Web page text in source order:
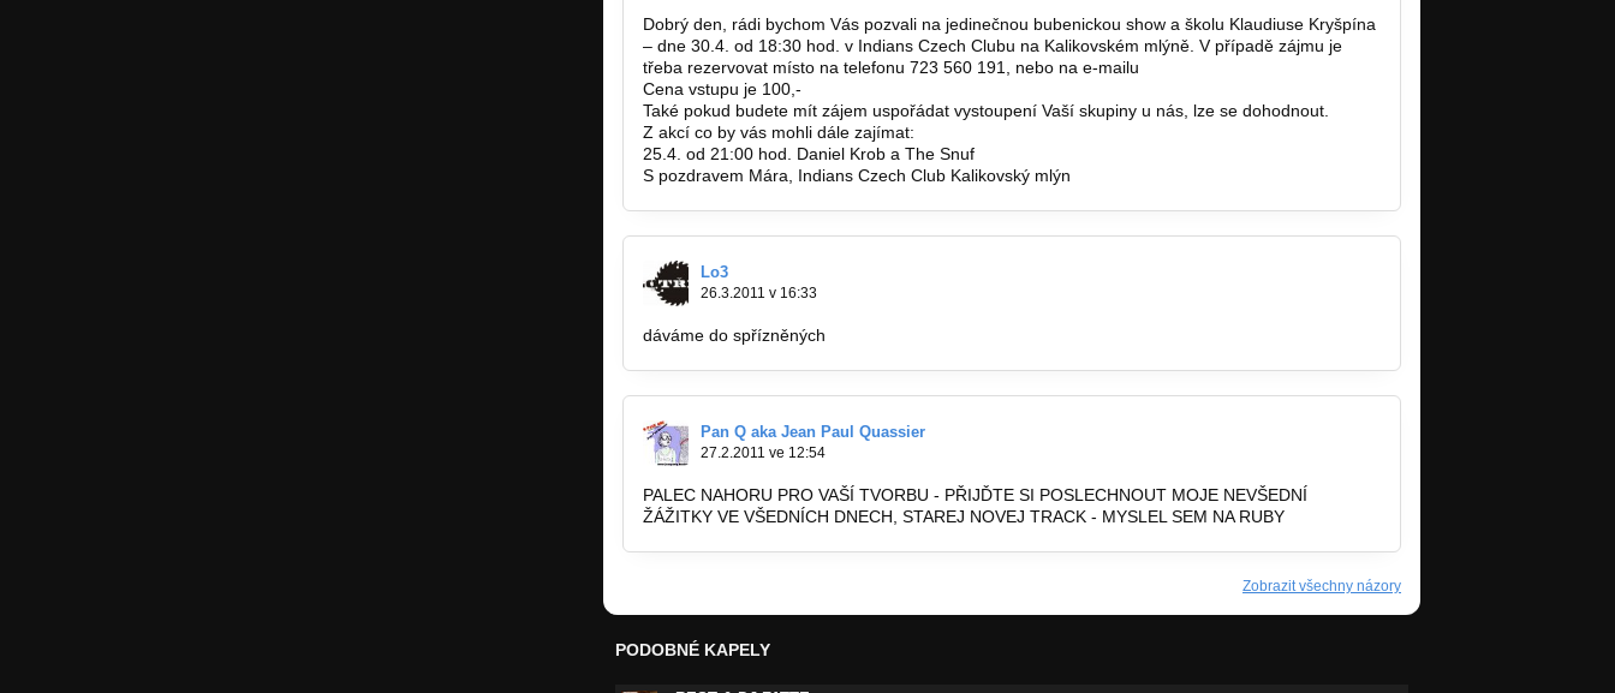
Dobrý den, rádi bychom Vás pozvali na jedinečnou bubenickou show a školu Klaudiuse Kryšpína
– dne 30.4. od 18:30 hod. v Indians Czech Clubu na Kalikovském mlýně. V případě zájmu je
třeba rezervovat místo na telefonu 723 560 191, nebo na e-mailu
Cena vstupu je 100,-
Také pokud budete mít zájem uspořádat vystoupení Vaší skupiny u nás, lze se dohodnout.
Z akcí co by vás mohli dále zajímat:
25.4. od 21:00 hod. Daniel Krob a The Snuf
S pozdravem Mára, Indians Czech Club Kalikovský mlýn
Lo3
26.3.2011 v 16:33
dáváme do spřízněných
Pan Q aka Jean Paul Quassier
27.2.2011 ve 12:54
PALEC NAHORU PRO VAŠÍ TVORBU - PŘIJĎTE SI POSLECHNOUT MOJE NEVŠEDNÍ
ŽÁŽITKY VE VŠEDNÍCH DNECH, STAREJ NOVEJ TRACK - MYSLEL SEM NA RUBY
Zobrazit všechny názory
PODOBNÉ KAPELY